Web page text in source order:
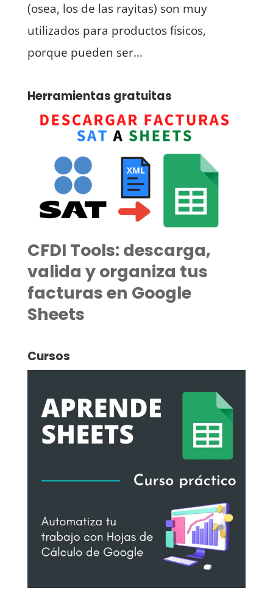
(osea, los de las rayitas) son muy
utilizados para productos físicos,
porque pueden ser...
Herramientas gratuitas
CFDI Tools: descarga,
valida y organiza tus
facturas en Google
Sheets
Cursos